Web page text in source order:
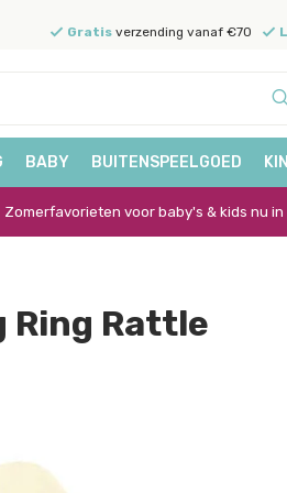
Gratis verzending vanaf €70
BABY BUITENSPEELGOED
Zomerfavorieten voor baby's & kids nu in
Rattle